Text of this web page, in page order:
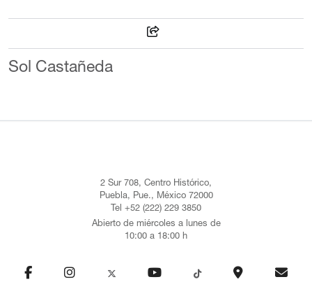
Sol Castañeda
2 Sur 708, Centro Histórico,
Puebla, Pue., México 72000
Tel +52 (222) 229 3850
Abierto de miércoles a lunes de
10:00 a 18:00 h